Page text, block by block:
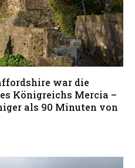
war die
Königreichs Mercia –
als 90 Minuten von